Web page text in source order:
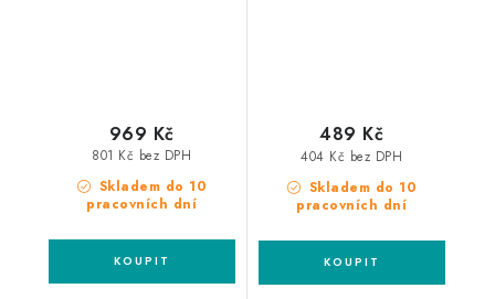
Skladem do 10
pracovních dní
801 Kč bez DPH
969 Kč
Skladem do 10
pracovních dní
404 Kč bez DPH
489 Kč